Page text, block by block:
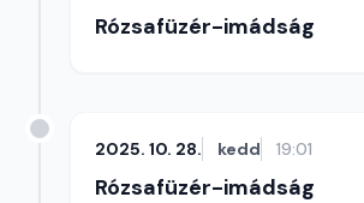
Rózsafüzér-imádság
2025. 10. 28. kedd 19:01
Rózsafüzér-imádság